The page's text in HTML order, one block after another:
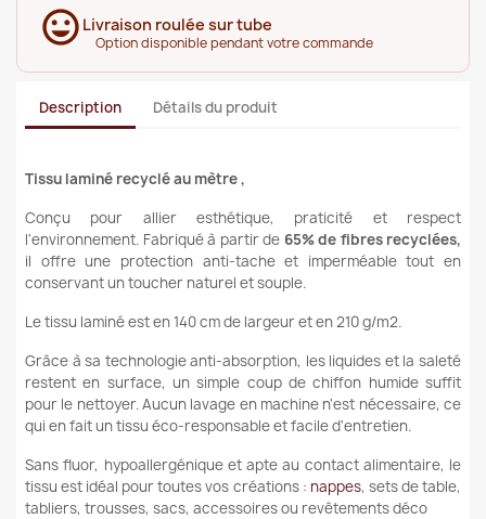
Livraison roulée sur tube
Option disponible pendant votre commande
Description Détails du produit
Tissu laminé recycléau mètre ,
Conçu pour allier esthétique, praticité et respect
l'environnement. Fabriqué à partir de 65% de fibres recyclées,
il offre une protection anti-tache et imperméable tout en
conservant un toucher naturel et souple.
Le tissu laminéest en 140 cm de largeur et en210 g/m2.
Grâce à sa technologie anti-absorption, les liquides et la saleté
restent en surface, un simple coup de chiffon humide suffit
pour le nettoyer. Aucun lavage en machine n'est nécessaire, ce
qui en fait un tissu éco-responsable et facile d'entretien.
Sans fluor, hypoallergénique et apte au contact alimentaire, le
tissu est idéal pour toutes vos créations : nappes, sets de table,
tabliers, trousses, sacs, accessoires ou revêtements déco